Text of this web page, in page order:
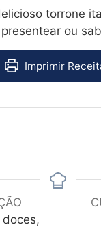
torrone
ou
Imprimir